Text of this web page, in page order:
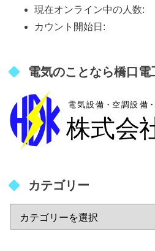
現在オンライン中の人数:
カウント開始日:
電気のことなら橋口電
カテゴリー